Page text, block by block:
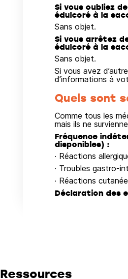
Si vous oubliez
édulcoré à la
Sans objet.
Si vous arrêtez
édulcoré à la
Sans objet.
Si vous avez
d’informations à
Quels sont
Comme tous les
mais ils ne
Fréquence
disponibles) :
· Réactions
· Troubles gastro-
· Réactions
Déclaration des
Ressources